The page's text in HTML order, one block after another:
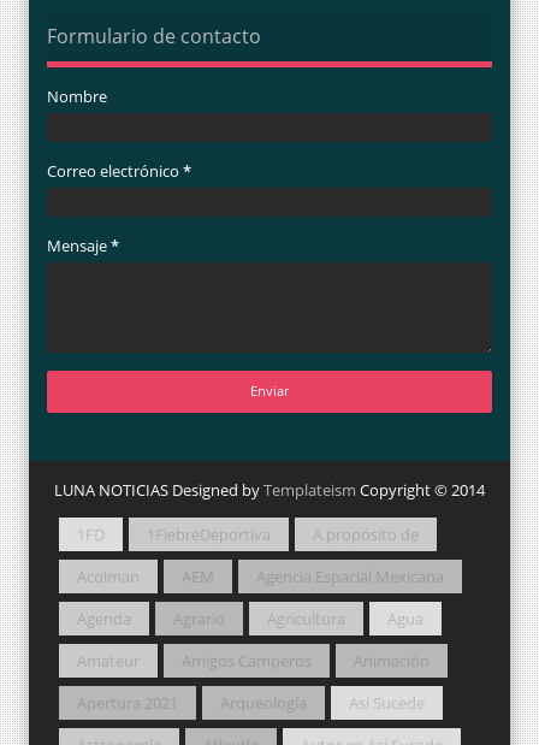
Formulario de contacto
Nombre
Correo electrónico *
Mensaje*
LUNA NOTICIAS Designed byTemplateism Copyright © 2014
1FD 1FiebreDeportiva
A propósito de
Acolman
AEM
Agencia Espacial Mexicana
Agenda
Agrario Agricultura
Agua
Amateur
Amigos Camperos
Animación
Apertura 2021
Arqueología
Así Sucede